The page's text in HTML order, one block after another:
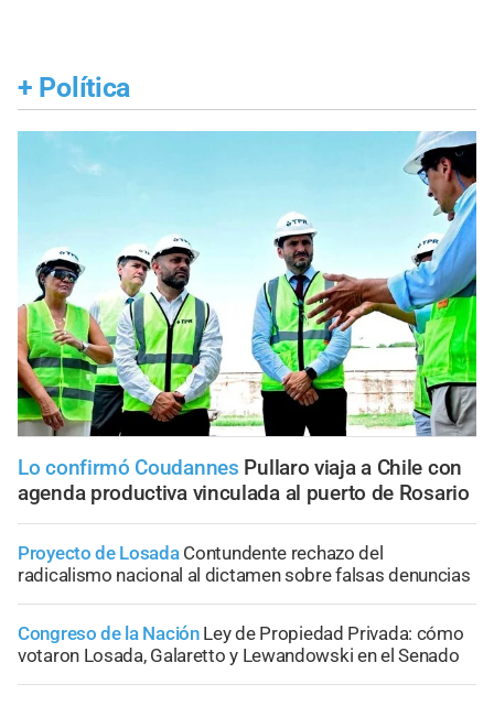
+ Política
Lo confirmó Coudannes Pullaro viaja a Chile con
agenda productiva vinculada al puerto de Rosario
Proyecto de Losada Contundente rechazo del
radicalismo nacional al dictamen sobre falsas denuncias
Congreso de la Nación Ley de Propiedad Privada: cómo
votaron Losada, Galaretto y Lewandowski en el Senado